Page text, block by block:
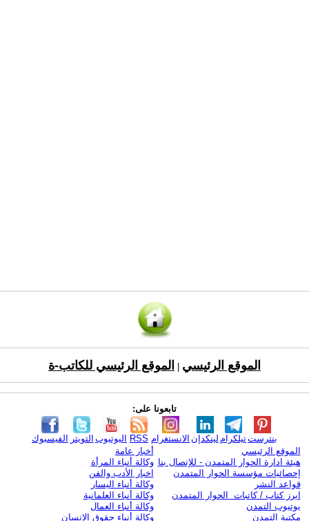
الموقع الرئيسي الموقع الرئيسي للكاتب-ة
تابعونا على:
الفيسبوك التويتر اليوتيوب RSS الانستغرام لينكدإن تيلكرامبنترست
الموقع الرئيسي
هيئة ادارة الحوار المتمدن - للإتصال بنا
إحصائيات مؤسسة الحوار المتمدن
قواعد النشر
ابرز كتاب / كاتبات الحوار المتمدن
يوتيوب التمدن
مكتبة التمدن
أخبار عامة
وكالة أنباء المرأة
اخبار الأدب والفن
وكالة أنباء اليسار
وكالة أنباء العلمانية
وكالة أنباء العمال
وكالة أنباء حقوق الإنسان